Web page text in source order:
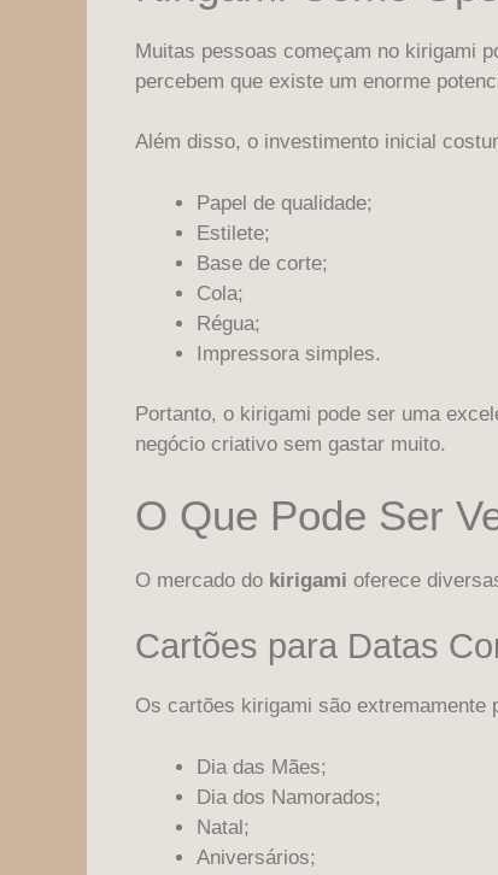
Muitas pessoas começam no kirigami
percebem que existe um enorme
Além disso, o investimento inicial
Papel de qualidade;
Estilete;
Base de corte;
Cola;
Régua;
Impressora simples.
Portanto, o kirigami pode ser uma
negócio criativo sem gastar muito.
O Que Pode Ser
O mercado do kirigami oferece
Cartões para Datas
Os cartões kirigami são extremamente
Dia das Mães;
Dia dos Namorados;
Natal;
Aniversários;